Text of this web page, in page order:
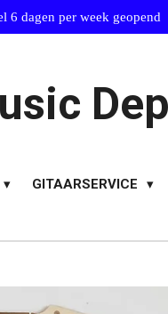
6 dagen per week geopend
GITAARSERVICE